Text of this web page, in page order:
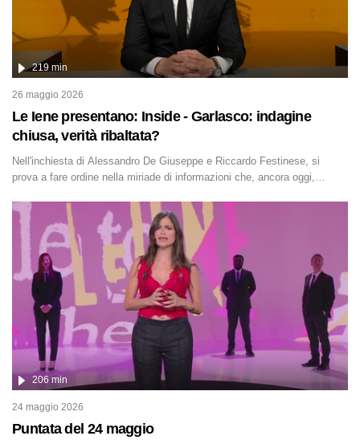
Le Iene presentano: Inside - Garlasco: indagine
chiusa, verità ribaltata?
219 min
26 maggio 2026
Nell'inchiesta di Alessandro De Giuseppe e Riccardo Festinese, si
prova a fare ordine nella miriade di informazioni che, ancora oggi,
discusse degli ultimi anni. Lo speciale ricostruisce la vicenda mettendo
in fila testimonianze, errori, dettagli controversi e i protagonisti di
un'indagine che sembra non avere fine.
Puntata del 24 maggio
206 min
24 maggio 2026